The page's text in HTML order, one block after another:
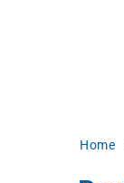
Home